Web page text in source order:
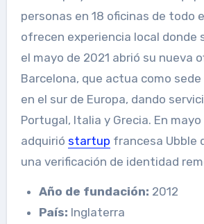
personas en 18 oficinas de todo
ofrecen experiencia local donde
el mayo de 2021 abrió su nueva
Barcelona, que actua como
en el sur de Europa, dando
Portugal, Italia y Grecia. En
adquirió startup francesa Ubble
una verificación de identidad
Año de fundación: 2012
País: Inglaterra